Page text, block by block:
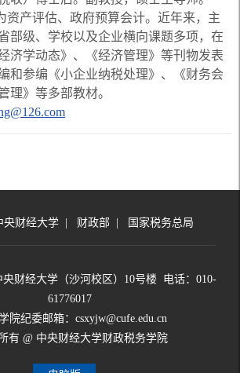
资产评估、政府预算会计。近年来，主
部级、学校以及企业横向课题多项，在
济学动态》、《经济管理》等刊物发表
和参编《小企业纳税处理》、《财务会
理》等多部教材。
央财经大学 财政部 国家税务总局
财经大学（沙河校区）10号楼 电话：010-
61776017
院纪委邮箱：csxyjw@cufe.edu.cn
有 @ 中央财经大学财政税务学院